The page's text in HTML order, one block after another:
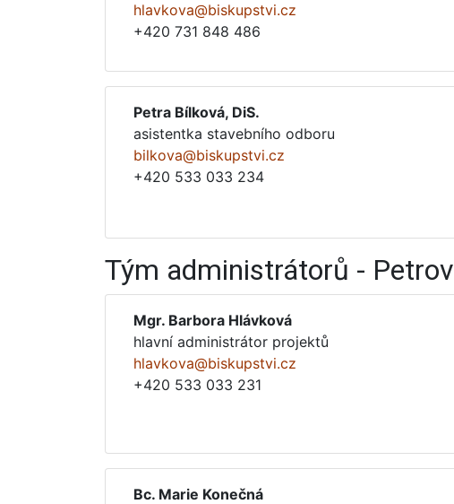
hlavkova@biskupstvi.cz
+420 731 848 486
Petra Bílková, DiS.
asistentka stavebního odboru
bilkova@biskupstvi.cz
+420 533 033 234
Tým administrátorů - Petrov
Mgr. Barbora Hlávková
hlavní administrátor projektů
hlavkova@biskupstvi.cz
+420 533 033 231
Bc. Marie Konečná